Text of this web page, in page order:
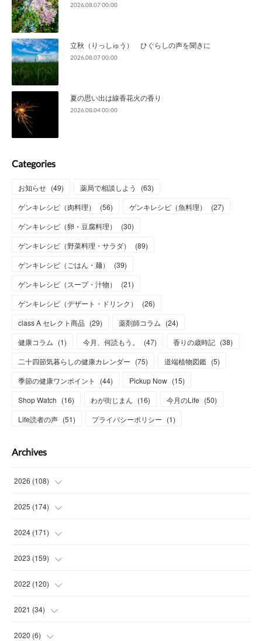
2026.08.07 00:00
立秋（りっしゅう） ひぐらしの声を聞きに
2026.08.07 00:00
夏の思い出は線香花火の香り
2026.08.04 00:00
Categories
お知らせ (49) 薬局で相談しよう (63)
ゲンキレシピ（肉料理）
(56) ゲンキレシピ（魚料理） (27)
ゲンキレシピ（卵・豆腐料理）
(30)
ゲンキレシピ（野菜料理・サラダ）
(89)
ゲンキレシピ（ごはん・麺）
(39)
ゲンキレシピ（スープ・汁物）
(21)
ゲンキレシピ（デザート・ドリンク）
(26)
class A セレクト商品 (29) 薬剤師コラム (24)
健康コラム (1) 今月、何読もう。 (47) 香りの歳時記 (38)
二十四節気暮らしの健康カレンダー (75) 道端植物図鑑 (5)
季節の健康ワンポイント
(44) Pickup Now (15)
Shop Watch (16) わが街じまん (16) 今月のLife (50)
Life読者の声 (51) プライバシーポリシー (1)
Archives
2026 (108)
(6)
(15
(15
(13
2025 (174)
(14
(14
(15
(15
2024 (171)
(13
(13
(15
(
2023 (159)
(14
(14 )
(
2022 (120)
(14 )
( 13
2021 (34)
( )
2020 (6)